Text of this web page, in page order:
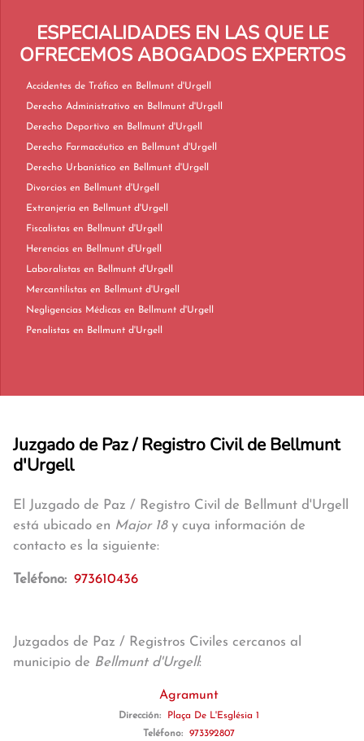
ESPECIALIDADES EN LAS QUE LE
OFRECEMOS ABOGADOS EXPERTOS
Accidentes de Tráfico en Bellmunt d'Urgell
Derecho Administrativo en Bellmunt d'Urgell
Derecho Deportivo en Bellmunt d'Urgell
Derecho Farmacéutico en Bellmunt d'Urgell
Derecho Urbanístico en Bellmunt d'Urgell
Divorcios en Bellmunt d'Urgell
Extranjería en Bellmunt d'Urgell
Fiscalistas en Bellmunt d'Urgell
Herencias en Bellmunt d'Urgell
Laboralistas en Bellmunt d'Urgell
Mercantilistas en Bellmunt d'Urgell
Negligencias Médicas en Bellmunt d'Urgell
Penalistas en Bellmunt d'Urgell
Juzgado de Paz / Registro Civil de Bellmunt
d'Urgell
El Juzgado de Paz / Registro Civil de Bellmunt d'Urgell
está ubicado en Major 18y cuya información de
contacto es la siguiente:
Teléfono: 973610436
Juzgados de Paz / Registros Civiles cercanos al
municipio de Bellmunt d'Urgell:
Agramunt
Dirección:
Plaça De L'Església 1
Teléfono:
973392807